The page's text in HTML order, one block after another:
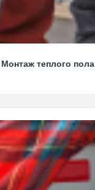
Монтаж теплого пола